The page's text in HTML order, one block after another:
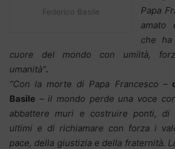
Federico Basile
Papa
amato
che
cuore del mondo con umiltà,
umanità”.
“Con la morte di Papa Francesco –
Basile –il mondo perde una voce
abbattere muri e costruire ponti, di
ultimi e di richiamare con forza i
pace, della giustizia e della fraternità.